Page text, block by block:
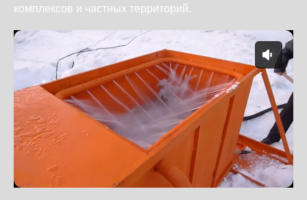
комплексов и частных территорий.